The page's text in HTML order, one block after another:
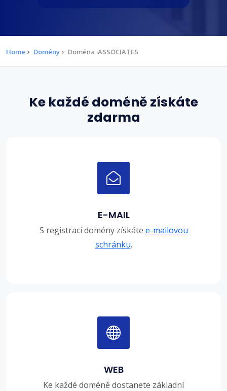
Home Domény Doména .ASSOCIATES
Ke každé doméně získáte
zdarma
E-MAIL
S registrací domény získáte e-mailovou
schránku.
WEB
Ke každé doméně dostanete základní